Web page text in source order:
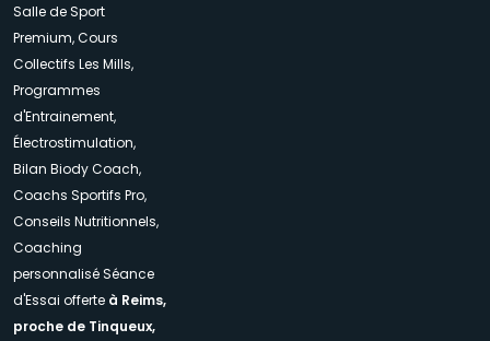
Salle de Sport
Premium, Cours
Collectifs Les Mills,
Programmes
d'Entrainement,
Électrostimulation,
Bilan Biody Coach,
Coachs Sportifs Pro,
Conseils Nutritionnels,
Coaching
personnalisé Séance
d'Essai offerte à Reims,
proche de Tinqueux,